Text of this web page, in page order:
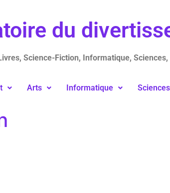
du
Science-Fiction, Informatique,
Arts Informatique Sciences